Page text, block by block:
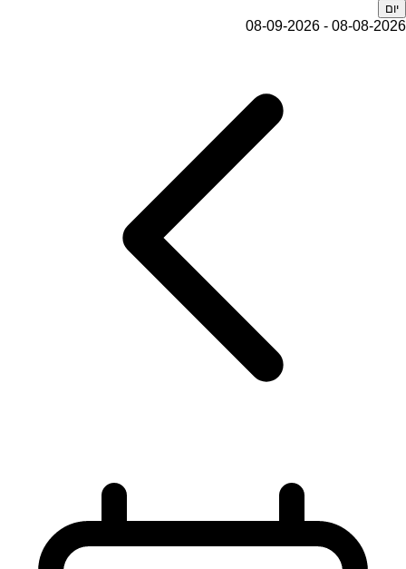
יום
08-08-2026 - 08-09-2026